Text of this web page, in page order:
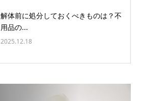
解体前に処分しておくべきものは？不
用品の...
2025.12.18